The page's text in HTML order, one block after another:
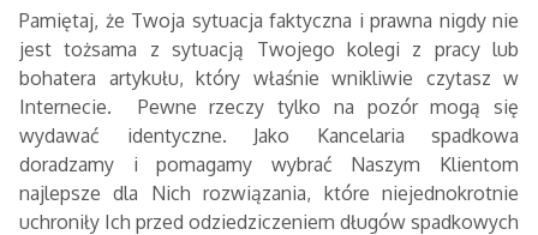
Pamiętaj, że Twoja sytuacja faktyczna i prawna nigdy nie
jest tożsama z sytuacją Twojego kolegi z pracy lub
bohatera artykułu, który właśnie wnikliwie czytasz w
Internecie. Pewne rzeczy tylko na pozór mogą się
wydawać identyczne. Jako Kancelaria spadkowa
doradzamy i pomagamy wybrać Naszym Klientom
najlepsze dla Nich rozwiązania, które niejednokrotnie
uchroniły Ich przed odziedziczeniem długów spadkowych